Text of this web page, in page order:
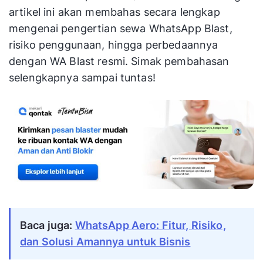
artikel ini akan membahas secara lengkap
mengenai pengertian sewa WhatsApp Blast,
risiko penggunaan, hingga perbedaannya
dengan WA Blast resmi. Simak pembahasan
selengkapnya sampai tuntas!
Baca juga: WhatsApp Aero: Fitur, Risiko,
dan Solusi Amannya untuk Bisnis